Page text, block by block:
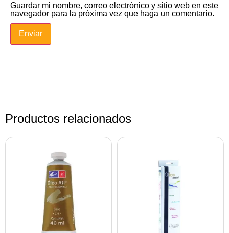
Guardar mi nombre, correo electrónico y sitio web en este
navegador para la próxima vez que haga un comentario.
Productos relacionados